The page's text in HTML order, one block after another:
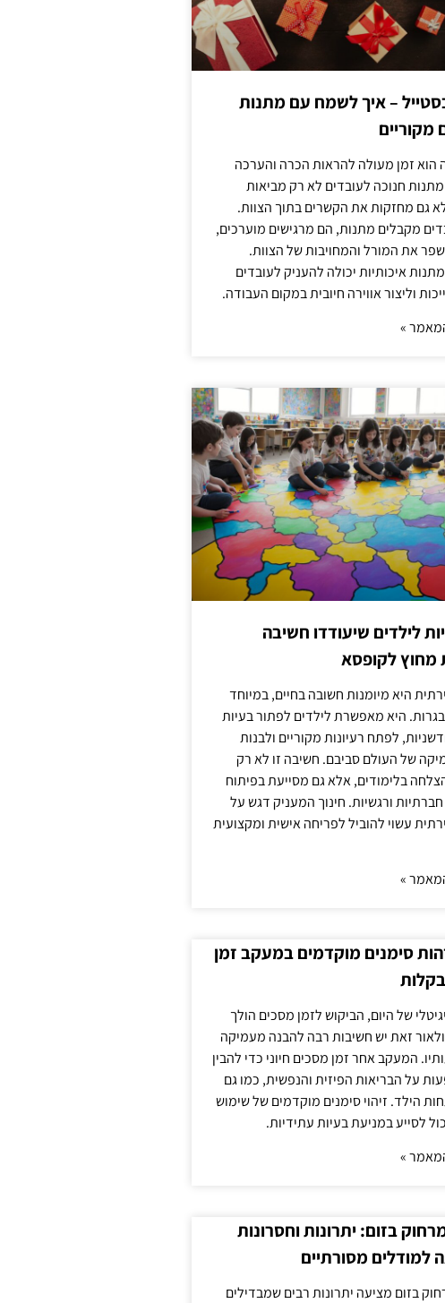
– איך לשמח עם מתנות
מקוריים
הוא זמן מעולה להראות הכרה והערכה
חנוכה לעובדים לא רק מביאות
גם מחזקות את הקשרים בתוך הצוות.
מקבלים מתנות, הם מרגישים מוערכים,
את המורל והמחויבות של הצוות.
איכותיות יכולה להעניק לעובדים
וליצור אווירה חיובית במקום העבודה.
»
לילדים שיעודדו חשיבה
מחוץ לקופסא
היא מיומנות חשובה בחיים, במיוחד
היא מאפשרת לילדים לפתור בעיות
לפתח רעיונות מקוריים ולבנות
של העולם סביבם. חשיבה זו לא רק
בלימודים, אלא גם מסייעת בפיתוח
חברתיות ורגשיות. חינוך המעניק דגש על
עשוי להוביל לפריחה אישית ומקצועית
»
סימנים מוקדמים במעקב זמן
של היום, הביקוש לזמן מסכים הולך
זאת יש חשיבות רבה להבנה מעמיקה
המעקב אחר זמן מסכים חיוני כדי להבין
על הבריאות הפיזית והנפשית, כמו גם
הילד. זיהוי סימנים מוקדמים של שימוש
לסייע במניעת בעיות עתידיות.
»
בזום: יתרונות וחסרונות
למודלים מסורתיים
בזום מציעה יתרונות רבים שמבדילים